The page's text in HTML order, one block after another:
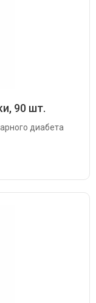
90 шт.
диабета